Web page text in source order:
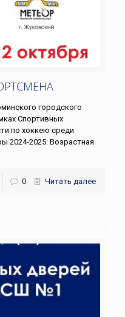
городского
Спортивных
по хоккею среди
2024-2025: Возрастная
0 Читать далее